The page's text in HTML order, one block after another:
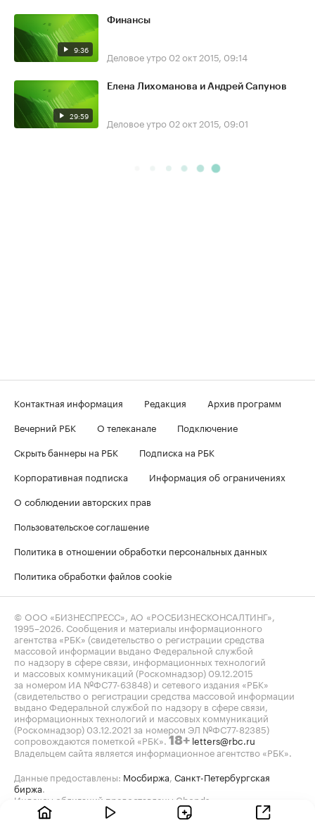
9:36
Финансы
Деловое утро 02 окт 2015, 09:14
29:59
Елена Лихоманова и Андрей Сапунов
Деловое утро 02 окт 2015, 09:01
Контактная информация Редакция
Архив программ
Вечерний РБК
О телеканале
Подключение
Скрыть баннеры на РБК
Подписка на РБК
Корпоративная подписка
Информация об ограничениях
О соблюдении авторских прав
Пользовательское соглашение
Политика в отношении обработки персональных данных
Политика обработки файлов cookie
© ООО «БИЗНЕСПРЕСС», АО «РОСБИЗНЕСКОНСАЛТИНГ»,
1995–2026 . Сообщения и материалы информационного
агентства «РБК» (свидетельство о регистрации средства
массовой информации выдано Федеральной службой
по надзору в сфере связи, информационных технологий
и массовых коммуникаций (Роскомнадзор) 09.12.2015
за номером ИА №ФС77-63848) и сетевого издания «РБК»
(свидетельство о регистрации средства массовой информации
выдано Федеральной службой по надзору в сфере связи,
информационных технологий и массовых коммуникаций
(Роскомнадзор) 03.12.2021 за номером ЭЛ №ФС77-82385)
сопровождаются пометкой «РБК». 18+ letters@rbc.ru
Владельцем сайта является информационное агентство «РБК».
Данные предоставлены: Мосбиржа Санкт-Петербургская
биржа
Индексы облигаций предоставлены Cbonds.